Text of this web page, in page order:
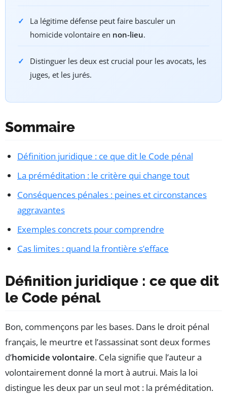
La légitime défense peut faire basculer un
homicide volontaire en non-lieu.
Distinguer les deux est crucial pour les avocats, les
juges, et les jurés.
Sommaire
Définition juridique : ce que dit le Code pénal
La préméditation : le critère qui change tout
Conséquences pénales : peines et circonstances
aggravantes
Exemples concrets pour comprendre
Cas limites : quand la frontière s’efface
Définition juridique : ce que dit
le Code pénal
Bon, commençons par les bases. Dans le droit pénal
français, le meurtre et l’assassinat sont deux formes
d’homicide volontaire. Cela signifie que l’auteur a
volontairement donné la mort à autrui. Mais la loi
distingue les deux par un seul mot : la préméditation.